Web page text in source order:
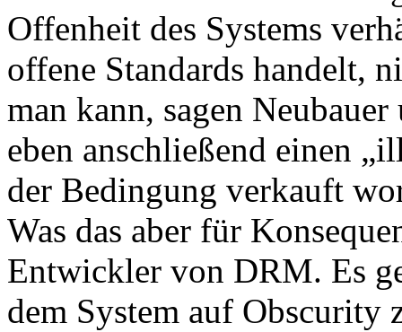
Offenheit des Systems
offene Standards handelt,
man kann, sagen
eben anschließend einen
der Bedingung verkauft
Was das aber für
Entwickler von DRM. Es
dem System auf Obscurity